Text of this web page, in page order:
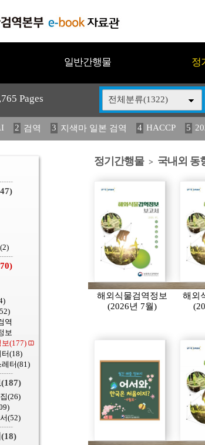
일반간행물 정
Pages 전체분류(1322)
2 검역 3 지색마 일본 검역 4 HACCP 5
12 중독성 식물 도감 13 媛 異 14 (2013
(2)
역
보
보(177)
(18)
터(81)
(187)
(26)
(52)
(18)
정기간행물 > 국내외 동
해외식물검역정보
(2026년 7월)
해외